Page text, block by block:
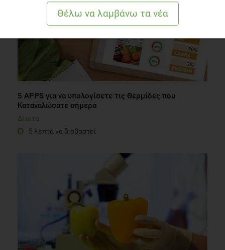
5 APPS για να υπολογίσετε τις Θερμίδες που
Καταναλώσατε σήμερα
Δίαιτα
5 λεπτά να διαβαστεί